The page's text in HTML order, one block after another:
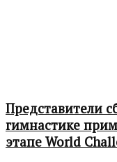
Представители
гимнастике
этапе World